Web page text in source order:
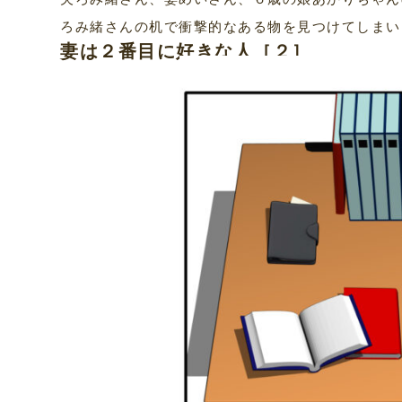
ろみ緒さんの机で衝撃的なある物を見つけてしま
妻は２番目に好きな人［２］